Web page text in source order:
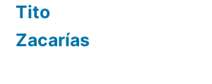
Tito
Zacarías